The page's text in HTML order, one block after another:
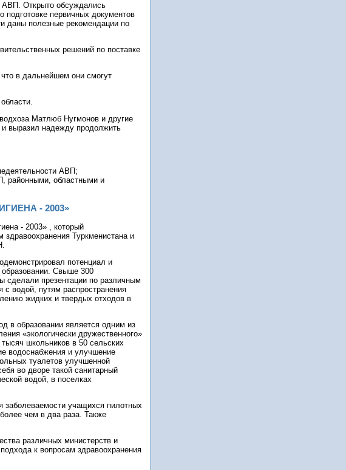
АВП. Открыто обсуждались
первичных документов
даны полезные рекомендации по
решений по поставке
в дальнейшем они смогут
Матлюб Нугмонов и другие
и выразил надежду продолжить
АВП;
районными, областными и
- 2003»
- 2003» , который
Туркменистана и
потенциал и
образовании. Свыше 300
сделали презентации по различным
с водой, путям распространения
жидких и твердых отходов в
в образовании является одним из
«экологически дружественного»
школьников в 50 сельских
водоснабжения и улучшение
туалетов улучшенной
во дворе такой санитарный
водой, в поселках
заболеваемости учащихся пилотных
чем в два раза. Также
различных министерств и
к вопросам здравоохранения